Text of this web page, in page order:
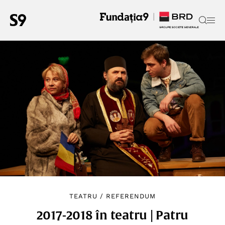
TEATRU / REFERENDUM
2017-2018 în teatru | Patru